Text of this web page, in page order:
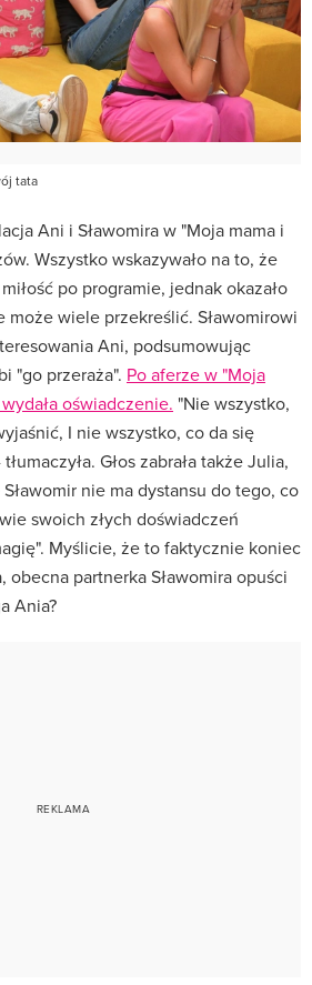
tata
Ani i Sławomira w "Moja mama i
Wszystko wskazywało na to, że
po programie, jednak okazało
może wiele przekreślić. Sławomirowi
Ani, podsumowując
"go przeraża". Po aferze w "Moja
oświadczenie. "Nie wszystko,
I nie wszystko, co da się
Głos zabrała także Julia,
nie ma dystansu do tego, co
swoich złych doświadczeń
Myślicie, że to faktycznie koniec
obecna partnerka Sławomira opuści
Ania?